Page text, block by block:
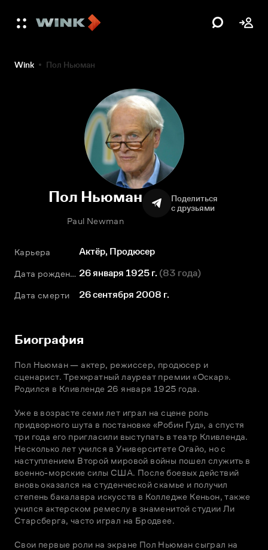
Wink Пол Ньюман
Пол Ньюман
Paul Newman
Поделиться
с друзьями
Карьера Актёр, Продюсер
Дата рождения 26 января 1925 г. (83 года)
Дата смерти 26 сентября 2008 г.
Биография
Пол Ньюман — актер, режиссер, продюсер и
сценарист. Трехкратный лауреат премии «Оскар».
Родился в Кливленде 26 января 1925 года.
Уже в возрасте семи лет играл на сцене роль
придворного шута в постановке «Робин Гуд», а спустя
три года его пригласили выступать в театр Кливленда.
Несколько лет учился в Университете Огайо, но с
наступлением Второй мировой войны пошел служить в
военно-морские силы США. После боевых действий
вновь оказался на студенческой скамье и получил
степень бакалавра искусств в Колледже Кеньон, также
учился актерском ремеслу в знаменитой студии Ли
Старсберга, часто играл на Бродвее.
Свои первые роли на экране Пол Ньюман сыграл на